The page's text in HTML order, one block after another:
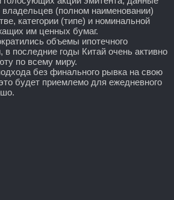
владельцев (полном наименовании)
категории (типе) и номинальной
им ценных бумаг.
объемы ипотечного
в последние годы Китай очень активно
по всему миру.
без финального рывка на свою
будет приемлемо для ежедневного